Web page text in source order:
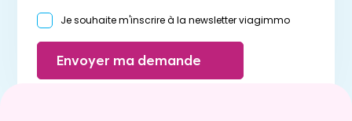
Je souhaite m'inscrire à la newsletter viagimmo
Envoyer ma demande